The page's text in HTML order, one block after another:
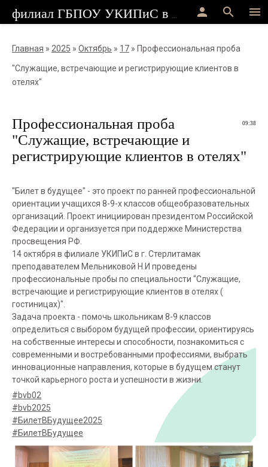
menu
search
person
Главная » 2025 » Октябрь » 17 » Профессиональная проба
"Служащие, встречающие и регистрирующие клиентов в
отелях"
09:38
Профессиональная проба
"Служащие, встречающие и
регистрирующие клиентов в отелях"
"Билет в будущее" - это проект по ранней профессиональной
ориентации учащихся 8-9-х классов общеобразовательных
организаций. Проект инициирован президентом Российской
Федерации и организуется при поддержке Министерства
просвещения РФ.
14 октября в филиале УКИПиС в г. Стерлитамак
преподавателем Мельниковой Н.И проведены
профессиональные пробы по специальности "Служащие,
встречающие и регистрирующие клиентов в отелях (
гостиницах)".
Задача проекта - помочь школьникам 8-9 классов
определиться с выбором будущей профессии, ориентируясь
на собственные интересы и способности, познакомиться с
современными и востребованными профессиями, выбрать
инновационные направления, которые в будущем станут
точкой карьерного роста и успешности в жизни.
#bvb02
#bvb2025
#БилетВБудущее2025
#БилетВБудущее